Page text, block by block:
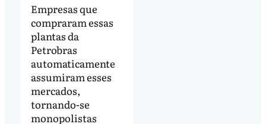
Empresas que
compraram essas
plantas da
Petrobras
automaticamente
assumiram esses
mercados,
tornando-se
monopolistas